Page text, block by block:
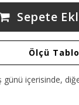
Sepete
Ölçü
günü içerisinde,